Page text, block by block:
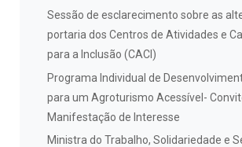
Sessão de esclarecimento sobre as
portaria dos Centros de Atividades e
para a Inclusão (CACI)
Programa Individual de
para um Agroturismo Acessível-
Manifestação de Interesse
Ministra do Trabalho, Solidariedade e